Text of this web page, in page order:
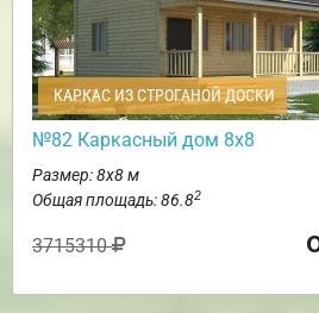
КАРКАС ИЗ СТРОГАНОЙ ДОСКИ
№82 Каркасный дом 8х8
Размер: 8х8 м
Общая площадь: 86.82
3715310